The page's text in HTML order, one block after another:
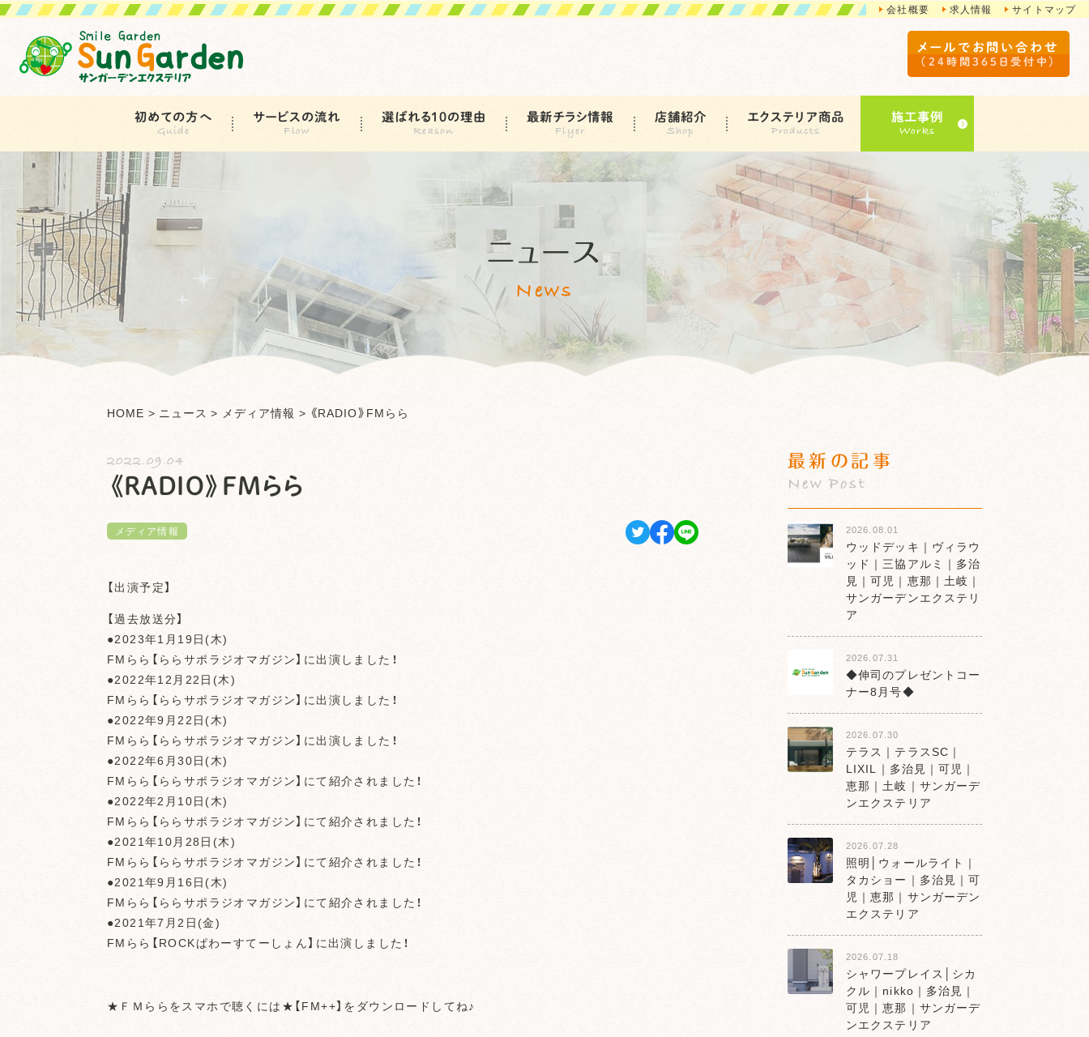
会社概要 求人情報 サイトマップ
メールでお問い合わせ
（24時間365日受付中）
初めての方へ サービスの流れ 選ばれる10の理由 最新チラシ情報 店舗紹介 エクステリア商品 施工事例
ニュース
News
HOME > ニュース > メディア情報 > 《RADIO》FMらら
2022.09.04
《RADIO》FMらら
メディア情報
【出演予定】
【過去放送分】
●2023年1月19日(木)
FMらら【ららサポラジオマガジン】に出演しました！
●2022年12月22日(木)
FMらら【ららサポラジオマガジン】に出演しました！
●2022年9月22日(木)
FMらら【ららサポラジオマガジン】に出演しました！
●2022年6月30日(木)
FMらら【ららサポラジオマガジン】にて紹介されました！
●2022年2月10日(木)
FMらら【ららサポラジオマガジン】にて紹介されました！
●2021年10月28日(木)
FMらら【ららサポラジオマガジン】にて紹介されました！
●2021年9月16日(木)
FMらら【ららサポラジオマガジン】にて紹介されました！
●2021年7月2日(金)
FMらら【ROCKぱわーすてーしょん】に出演しました！
★ＦＭららをスマホで聴くには★【FM++】をダウンロードしてね♪
最新の記事
New Post
2026.08.01
ウッドデッキ｜ヴィラウ
ッド｜三協アルミ｜多治
見｜可児｜恵那｜土岐｜
サンガーデンエクステリ
ア
2026.07.31
◆伸司のプレゼントコー
ナー8月号◆
2026.07.30
テラス｜テラスSC｜
LIXIL｜多治見｜可児｜
恵那｜土岐｜サンガーデ
ンエクステリア
2026.07.28
照明│ウォールライト｜
タカショー｜多治見｜可
児｜恵那｜サンガーデン
エクステリア
2026.07.18
シャワープレイス│シカ
クル｜nikko｜多治見｜
可児｜恵那｜サンガーデ
ンエクステリア